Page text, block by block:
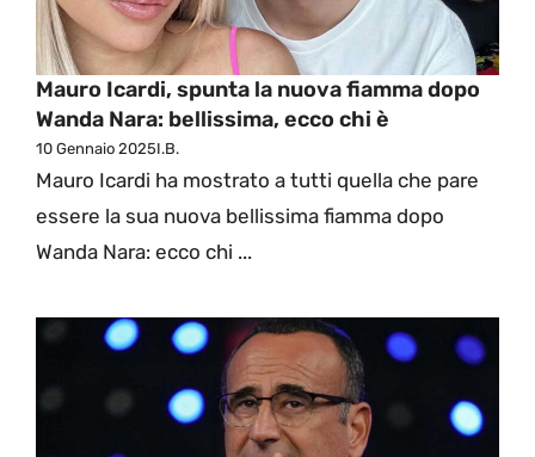
Mauro Icardi, spunta la nuova fiamma dopo
Wanda Nara: bellissima, ecco chi è
10 Gennaio 2025I.B.
Mauro Icardi ha mostrato a tutti quella che pare
essere la sua nuova bellissima fiamma dopo
Wanda Nara: ecco chi ...